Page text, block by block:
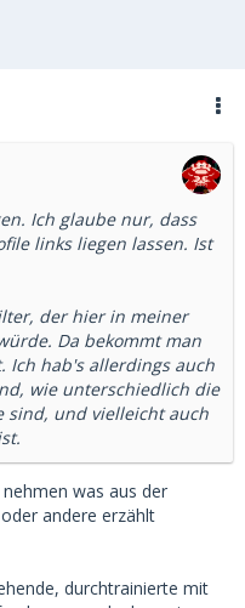
Ich glaube nur, dass
links liegen lassen. Ist
der hier in meiner
Da bekommt man
Ich hab's allerdings auch
wie unterschiedlich die
sind, und vielleicht auch
was aus der
andere erzählt
durchtrainierte mit